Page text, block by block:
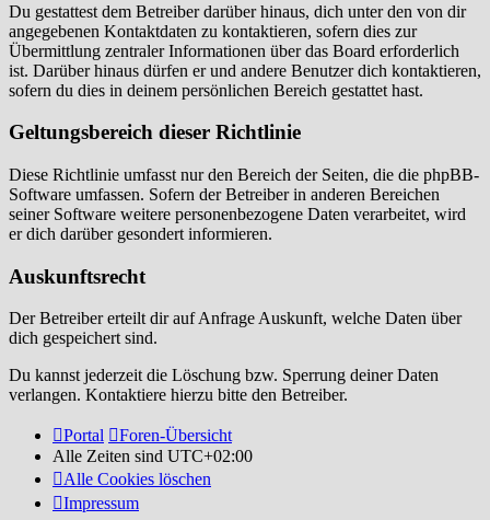
Du gestattest dem Betreiber darüber hinaus, dich unter den von dir
angegebenen Kontaktdaten zu kontaktieren, sofern dies zur
Übermittlung zentraler Informationen über das Board erforderlich
ist. Darüber hinaus dürfen er und andere Benutzer dich kontaktieren,
sofern du dies in deinem persönlichen Bereich gestattet hast.
Geltungsbereich dieser Richtlinie
Diese Richtlinie umfasst nur den Bereich der Seiten, die die phpBB-
Software umfassen. Sofern der Betreiber in anderen Bereichen
seiner Software weitere personenbezogene Daten verarbeitet, wird
er dich darüber gesondert informieren.
Auskunftsrecht
Der Betreiber erteilt dir auf Anfrage Auskunft, welche Daten über
dich gespeichert sind.
Du kannst jederzeit die Löschung bzw. Sperrung deiner Daten
verlangen. Kontaktiere hierzu bitte den Betreiber.
Portal
Foren-Übersicht
Alle Zeiten sind UTC+02:00
Alle Cookies löschen
Impressum